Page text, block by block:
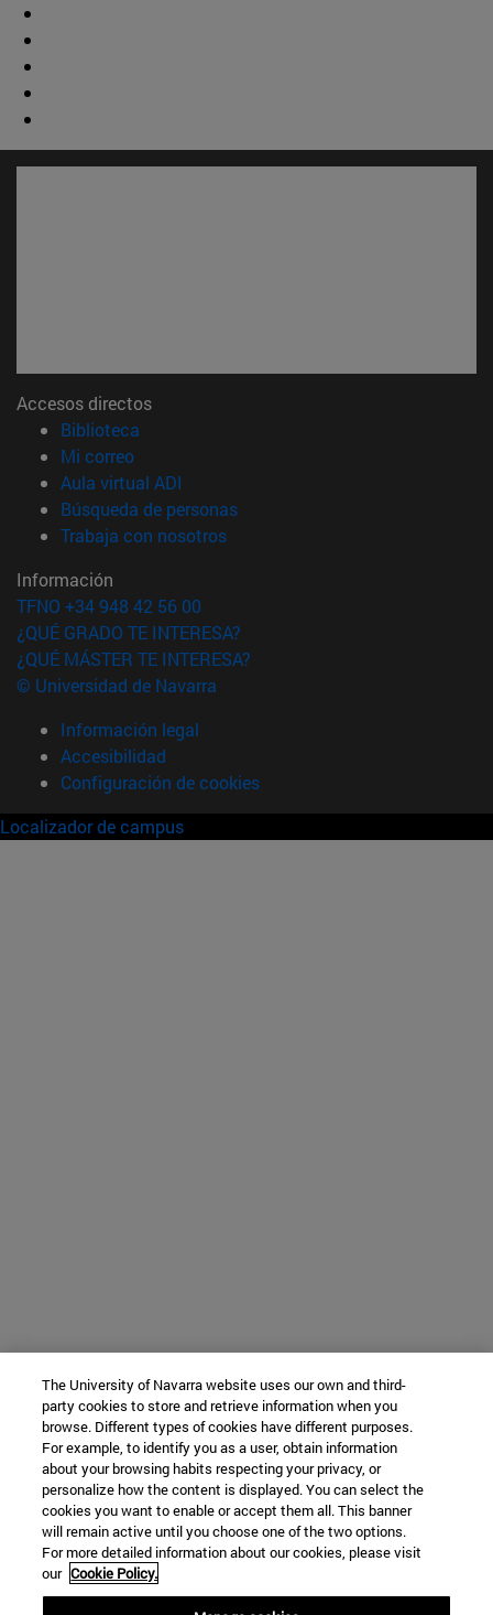
Accesos directos
Biblioteca
Mi correo(abre en nueva ventana)
Aula virtual ADI
Búsqueda de personas(abre en nueva ventana)
Trabaja con nosotros(abre en nueva ventana)
Información
TFNO +34 948 42 56 00
¿QUÉ GRADO TE INTERESA?
¿QUÉ MÁSTER TE INTERESA?
© Universidad de Navarra
Información legal
Accesibilidad
Configuración de cookies
Localizador de campus
The University of Navarra website uses our own and third-
party cookies to store and retrieve information when you
browse. Different types of cookies have different purposes.
For example, to identify you as a user, obtain information
about your browsing habits respecting your privacy, or
personalize how the content is displayed. You can select the
cookies you want to enable or accept them all. This banner
will remain active until you choose one of the two options.
For more detailed information about our cookies, please visit
our Cookie Policy.